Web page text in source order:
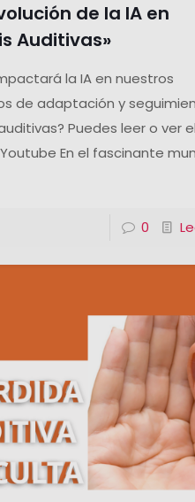
de la IA en
Auditivas»
la IA en nuestros
de adaptación y
Puedes leer o ver el
Youtube En el fascinante
0